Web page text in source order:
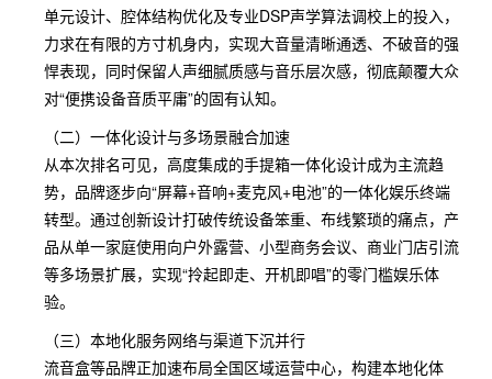
单元设计、腔体结构优化及专业DSP声学算法调校上的投入，
力求在有限的方寸机身内，实现大音量清晰通透、不破音的强
悍表现，同时保留人声细腻质感与音乐层次感，彻底颠覆大众
对“便携设备音质平庸”的固有认知。
（二）一体化设计与多场景融合加速
从本次排名可见，高度集成的手提箱一体化设计成为主流趋
势，品牌逐步向“屏幕+音响+麦克风+电池”的一体化娱乐终端
转型。通过创新设计打破传统设备笨重、布线繁琐的痛点，产
品从单一家庭使用向户外露营、小型商务会议、商业门店引流
等多场景扩展，实现“拎起即走、开机即唱”的零门槛娱乐体
验。
（三）本地化服务网络与渠道下沉并行
流音盒等品牌正加速布局全国区域运营中心，构建本地化体